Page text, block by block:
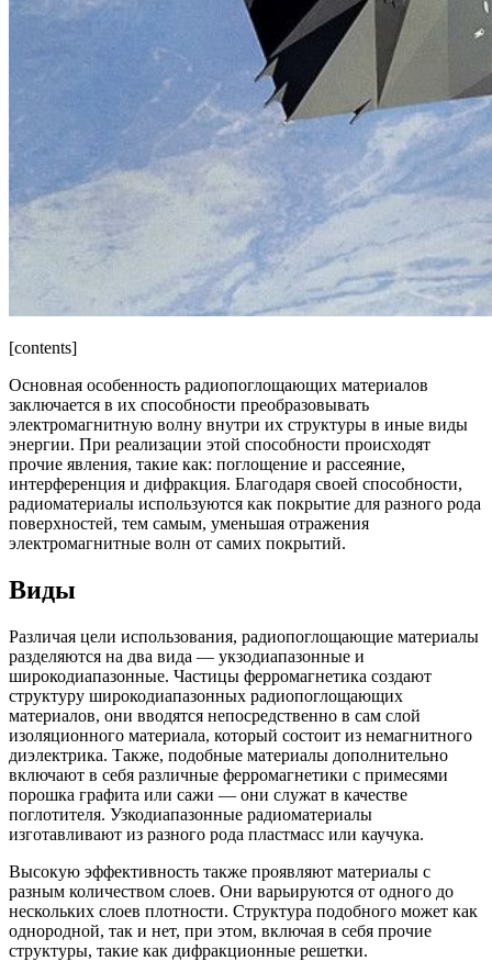
[contents]
Основная особенность радиопоглощающих материалов
заключается в их способности преобразовывать
электромагнитную волну внутри их структуры в иные виды
энергии. При реализации этой способности происходят
прочие явления, такие как: поглощение и рассеяние,
интерференция и дифракция. Благодаря своей способности,
радиоматериалы используются как покрытие для разного рода
поверхностей, тем самым, уменьшая отражения
электромагнитные волн от самих покрытий.
Виды
Различая цели использования, радиопоглощающие материалы
разделяются на два вида — укзодиапазонные и
широкодиапазонные. Частицы ферромагнетика создают
структуру широкодиапазонных радиопоглощающих
материалов, они вводятся непосредственно в сам слой
изоляционного материала, который состоит из немагнитного
диэлектрика. Также, подобные материалы дополнительно
включают в себя различные ферромагнетики с примесями
порошка графита или сажи — они служат в качестве
поглотителя. Узкодиапазонные радиоматериалы
изготавливают из разного рода пластмасс или каучука.
Высокую эффективность также проявляют материалы с
разным количеством слоев. Они варьируются от одного до
нескольких слоев плотности. Структура подобного может как
однородной, так и нет, при этом, включая в себя прочие
структуры, такие как дифракционные решетки.